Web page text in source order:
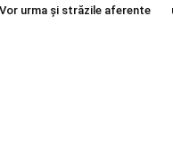
urma și străzile aferente